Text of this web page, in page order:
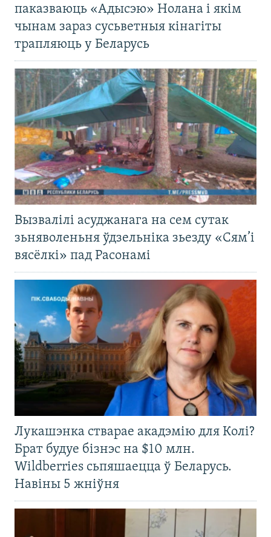
паказваюць «Адысэю» Нолана і якім
чынам зараз сусьветныя кінагіты
трапляюць у Беларусь
Вызвалілі асуджанага на сем сутак
зьняволеньня ўдзельніка зьезду «Сям’і
вясёлкі» пад Расонамі
Лукашэнка стварае акадэмію для Колі?
Брат будуе бізнэс на $10 млн.
Wildberries сьпяшаецца ў Беларусь.
Навіны 5 жніўня